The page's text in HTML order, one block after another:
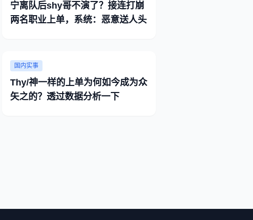
宁离队后shy哥不演了？接连打崩
两名职业上单，系统：恶意送人头
国内实事
Thy/神一样的上单为何如今成为众
矢之的？透过数据分析一下